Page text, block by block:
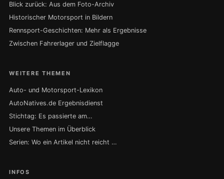
Blick zurück: Aus dem Foto-Archiv
Historischer Motorsport in Bildern
Rennsport-Geschichten: Mehr als Ergebnisse
Zwischen Fahrerlager und Zielflagge
WEITERE THEMEN
Auto- und Motorsport-Lexikon
AutoNatives.de Ergebnisdienst
Stichtag: Es passierte am…
Unsere Themen im Überblick
Serien: Wo ein Artikel nicht reicht …
INFOS